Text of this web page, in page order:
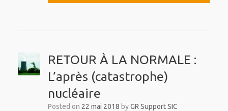
RETOUR À LA NORMALE :
L’après (catastrophe)
nucléaire
Posted on 22 mai 2018 byGR Support SIC